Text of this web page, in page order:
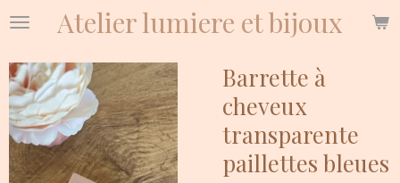
Passer
principal
Atelier lumiere et bijoux
Barrette à
cheveux
transparente
paillettes bleues